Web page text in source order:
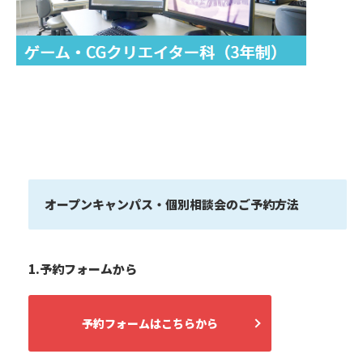
オープンキャンパス・個別相談会のご予約方法
1.予約フォームから
予約フォームはこちらから